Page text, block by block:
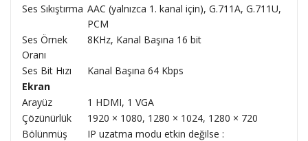
Ses Sıkıştırma AAC (yalnızca 1. kanal için), G.711A, G.711U,
PCM
Ses Örnek
Oranı
8KHz, Kanal Başına 16 bit
Ses Bit Hızı
Kanal Başına 64 Kbps
Ekran
Arayüz
1 HDMI, 1 VGA
Çözünürlük
1920 × 1080, 1280 × 1024, 1280 × 720
Bölünmüş
IP uzatma modu etkin değilse :